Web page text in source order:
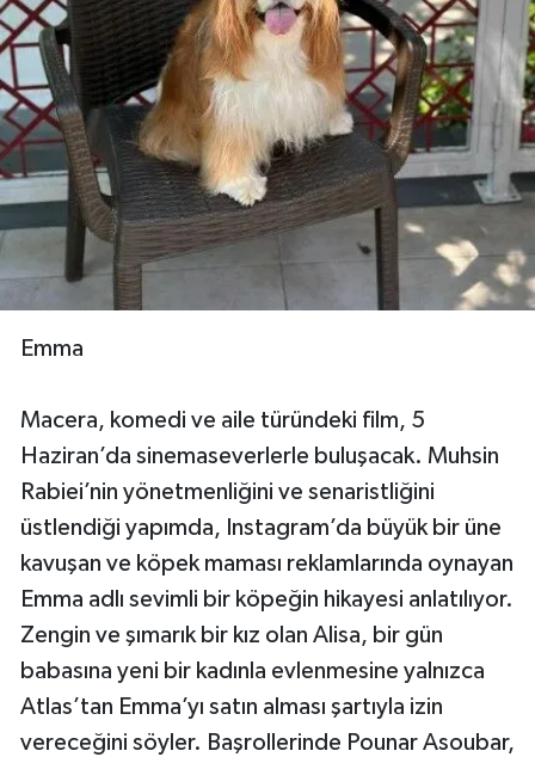
Emma
Macera, komedi ve aile türündeki film, 5
Haziran’da sinemaseverlerle buluşacak. Muhsin
Rabiei’nin yönetmenliğini ve senaristliğini
üstlendiği yapımda, Instagram’da büyük bir üne
kavuşan ve köpek maması reklamlarında oynayan
Emma adlı sevimli bir köpeğin hikayesi anlatılıyor.
Zengin ve şımarık bir kız olan Alisa, bir gün
babasına yeni bir kadınla evlenmesine yalnızca
Atlas’tan Emma’yı satın alması şartıyla izin
vereceğini söyler. Başrollerinde Pounar Asoubar,